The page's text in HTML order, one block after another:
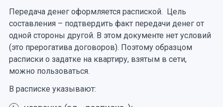
Передача денег оформляется распиской. Цель
составления – подтвердить факт передачи денег от
одной стороны другой. В этом документе нет условий
(это прерогатива договоров). Поэтому образцом
расписки о задатке на квартиру, взятым в сети,
можно пользоваться.
В расписке указывают: